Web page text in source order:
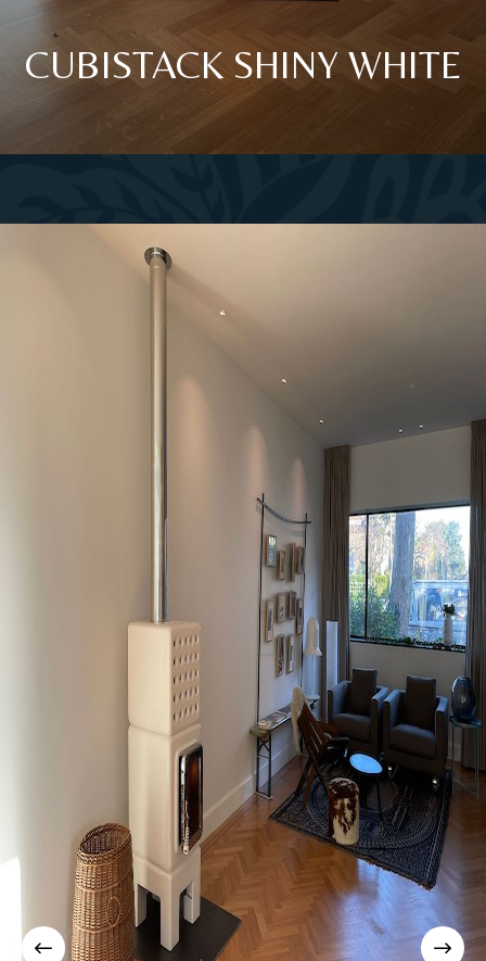
CUBISTACK SHINY WHITE